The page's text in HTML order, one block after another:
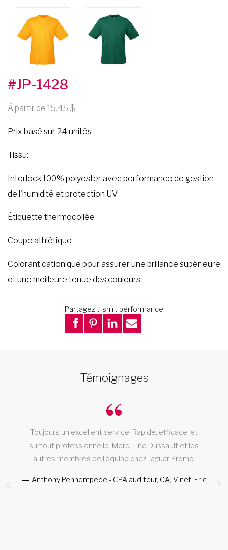
#JP-1428
À partir de 15.45
Prix basé sur 24 unités
Tissu:
Interlock 100% polyester avec performance de gestion
de l'humidité et protection UV
Étiquette thermocollée
Coupe athlétique
Colorant cationique pour assurer une brillance supérieure
et une meilleure tenue des couleurs
Partagez t-shirt performance
Témoignages
Toujours un excellent service. Rapide, efficace, et
surtout professionnelle. Merci Line Dussault et les
autres membres de l’équipe chez Jaguar Promo.
Anthony Pennempede - CPA auditeur, CA, Vinet, Eric